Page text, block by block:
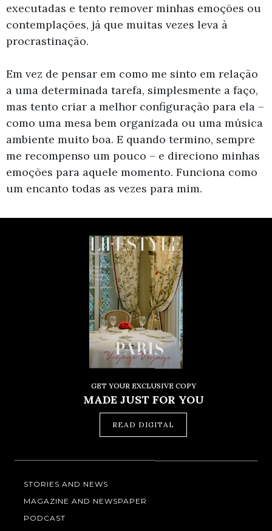
executadas e tento remover minhas emoções ou
contemplações, já que muitas vezes leva à
procrastinação.
Em vez de pensar em como me sinto em relação
a uma determinada tarefa, simplesmente a faço,
mas tento criar a melhor configuração para ela –
como uma mesa bem organizada ou uma música
ambiente muito boa. E quando termino, sempre
me recompenso um pouco – e direciono minhas
emoções para aquele momento. Funciona como
um encanto todas as vezes para mim.
GET YOUR EXCLUSIVE COPY
MADE JUST FOR YOU
READ DIGITAL
STORIES AND NEWS
MAGAZINE AND NEWSPAPER
PODCAST